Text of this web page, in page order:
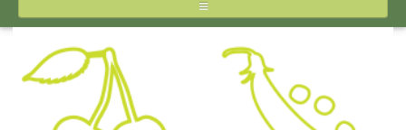
NASLOVNA
O STIPSU
IZVEŠTAJI CENA